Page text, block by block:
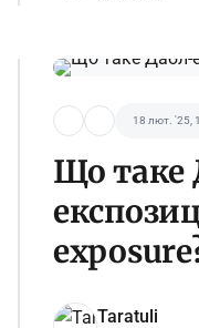
18 лют. '25,
Що таке
Taratuli